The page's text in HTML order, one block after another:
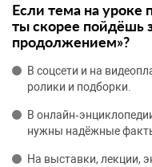
Если тема на уроке
ты скорее пойдёшь
продолжением»?
В соцсети и на
ролики и подборки.
В
нужны надёжные
На выставки, лекции,